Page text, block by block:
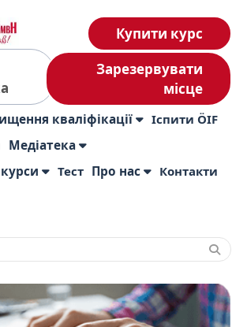
Купити курс
Зарезервувати
місце
кваліфікації
Іспити ÖIF
Медіатека
Тест Про нас Контакти